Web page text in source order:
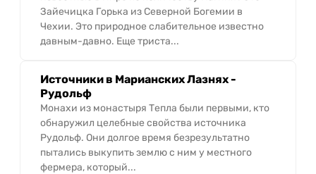
Зайечицка Горька из Северной Богемии в
Чехии. Это природное слабительное известно
давным-давно. Еще триста...
Источники в Марианских Лазнях -
Рудольф
Монахи из монастыря Тепла были первыми, кто
обнаружил целебные свойства источника
Рудольф. Они долгое время безрезультатно
пытались выкупить землю с ним у местного
фермера, который...